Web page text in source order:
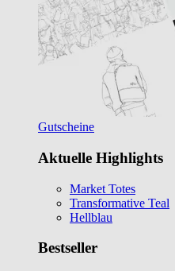
Gutscheine
Aktuelle Highlights
Market Totes
Transformative Teal
Hellblau
Bestseller